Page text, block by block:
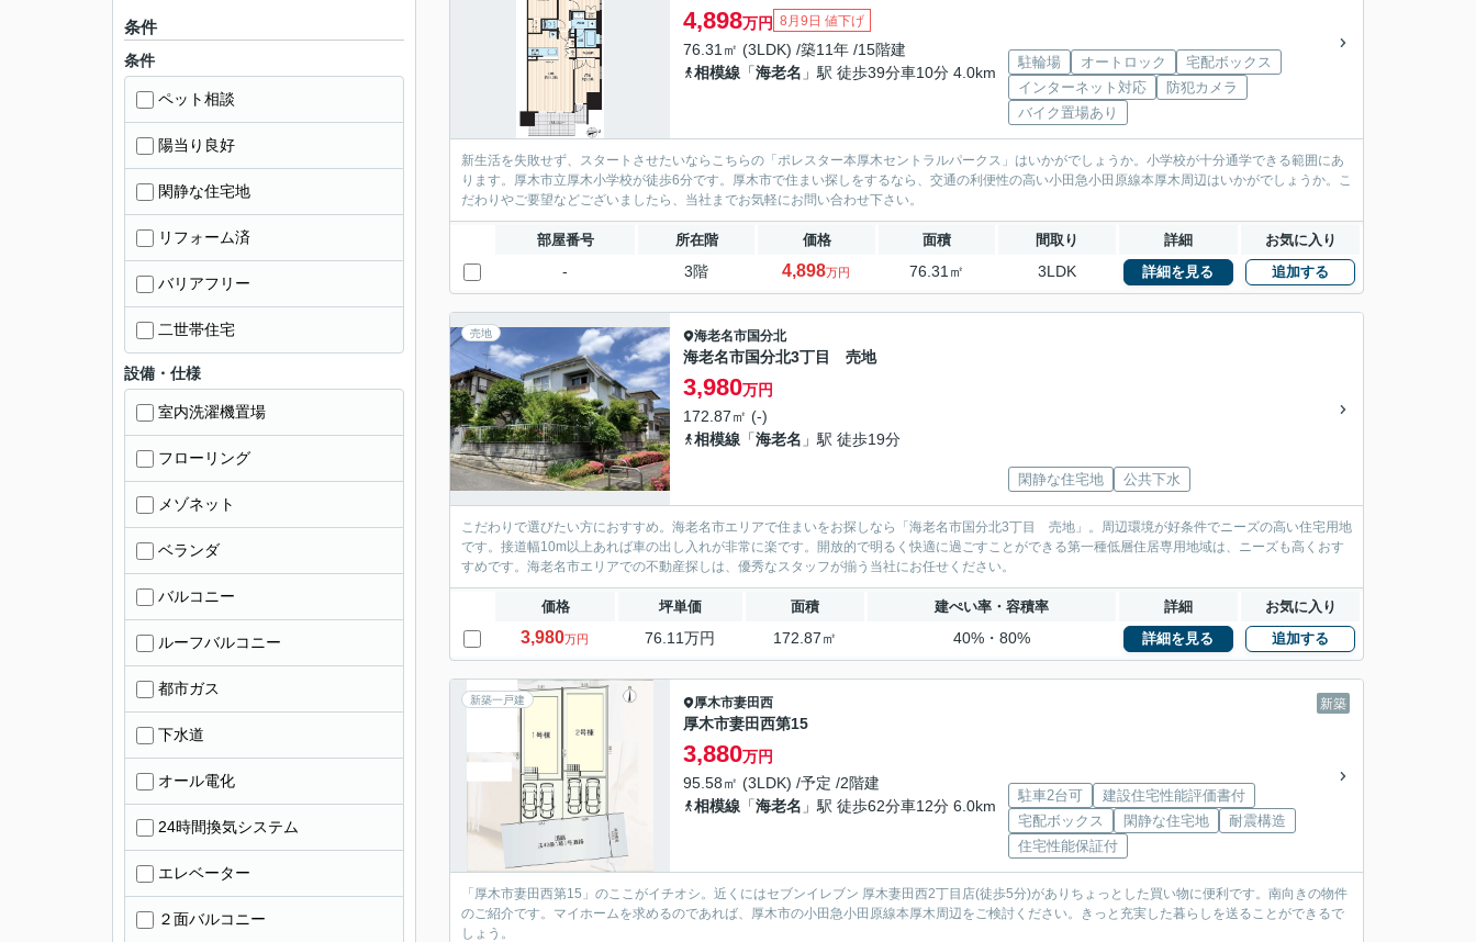
4,898万円 8月9日 値下げ
76.31㎡ (3LDK) /築11年 /15階建
相模線 「海老名 」駅 徒歩39分車10分 4.0km
駐輪場 オートロック
宅配ボックス
インターネット対応
防犯カメラ
バイク置場あり
新生活を失敗せず、スタートさせたいならこちらの「ポレスター本厚木セントラルパークス」はいかがでしょうか。小学校が十分通学できる範囲にあ
ります。厚木市立厚木小学校が徒歩6分です。厚木市で住まい探しをするなら、交通の利便性の高い小田急小田原線本厚木周辺はいかがでしょうか。こ
だわりやご要望などございましたら、当社までお気軽にお問い合わせ下さい。
部屋番号 所在階 価格 面積 間取り 詳細 お気に入り
- 3階 4,898万円 76.31㎡ 3LDK 詳細を見る 追加する
売地 海老名市国分北
海老名市国分北3丁目 売地
3,980万円
172.87㎡ (-)
相模線 「海老名 」駅 徒歩19分
閑静な住宅地 公共下水
こだわりで選びたい方におすすめ。海老名市エリアで住まいをお探しなら「海老名市国分北3丁目 売地」。周辺環境が好条件でニーズの高い住宅用地
です。接道幅10m以上あれば車の出し入れが非常に楽です。開放的で明るく快適に過ごすことができる第一種低層住居専用地域は、ニーズも高くおす
すめです。海老名市エリアでの不動産探しは、優秀なスタッフが揃う当社にお任せください。
価格 坪単価 面積 建ぺい率・容積率 詳細 お気に入り
3,980万円 76.11万円 172.87㎡ 40%・80% 詳細を見る 追加する
新築一戸建 新築
厚木市妻田西
厚木市妻田西第15
3,880万円
95.58㎡ (3LDK) /予定 /2階建
相模線 「海老名 」駅 徒歩62分車12分 6.0km
駐車2台可
建設住宅性能評価書付
宅配ボックス
閑静な住宅地
耐震構造
住宅性能保証付
「厚木市妻田西第15」のここがイチオシ。近くにはセブンイレブン 厚木妻田西2丁目店(徒歩5分)がありちょっとした買い物に便利です。南向きの物件
のご紹介です。マイホームを求めるのであれば、厚木市の小田急小田原線本厚木周辺をご検討ください。きっと充実した暮らしを送ることができるで
しょう。
条件
条件
ペット相談
陽当り良好
閑静な住宅地
リフォーム済
バリアフリー
二世帯住宅
設備・仕様
室内洗濯機置場
フローリング
メゾネット
ベランダ
バルコニー
ルーフバルコニー
都市ガス
下水道
オール電化
24時間換気システム
エレベーター
２面バルコニー